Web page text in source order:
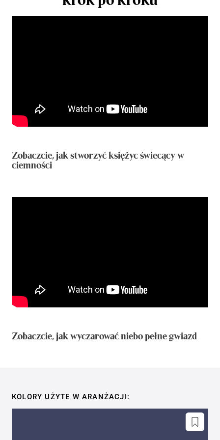
Zobaczcie, jak stworzyć księżyc świecący w
ciemności
Zobaczcie, jak wyczarować niebo pełne gwiazd
KOLORY UŻYTE W ARANŻACJI: